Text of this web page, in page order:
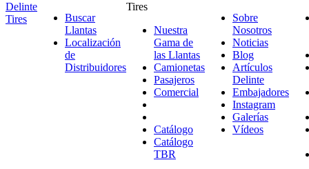
Delinte
Tires
Search
Menues
Buscar
Llantas
Localización
de
Distribuidores
Tires
Nuestra
Gama de
las Llantas Nuestra
Gama
Llantas
Camionetas Camionetas
Pasajeros Pasajeros
Comercial Comercial
Catálogo
Catálogo
TBR
Sobre
Nosotros
Noticias
Blog
Artículos
Delinte
Delinte
Embajadores
Instagram
Galerías
Vídeos